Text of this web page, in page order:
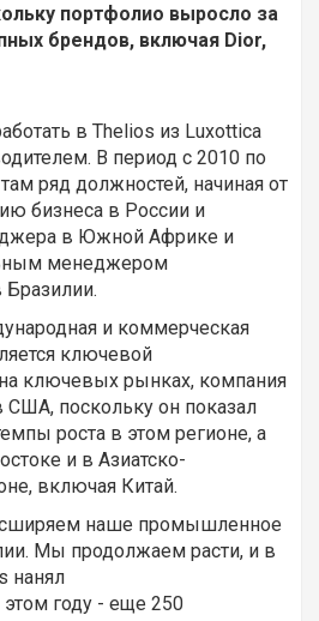
портфолио выросло за
брендов, включая Dior,
в Thelios из Luxottica
В период с 2010 по
ряд должностей, начиная от
бизнеса в России и
в Южной Африке и
менеджером
Бразилии.
и коммерческая
ключевой
ключевых рынках, компания
США, поскольку он показал
роста в этом регионе, а
и в Азиатско-
включая Китай.
наше промышленное
Мы продолжаем расти, и в
нанял
году - еще 250